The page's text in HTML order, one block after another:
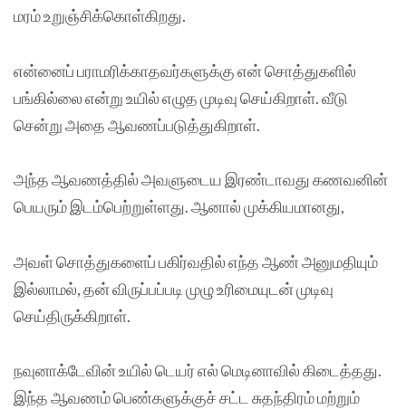
மரம் உறுஞ்சிக்கொள்கிறது.
என்னைப் பராமரிக்காதவர்களுக்கு என் சொத்துகளில்
பங்கில்லை என்று உயில் எழுத முடிவு செய்கிறாள். வீடு
சென்று அதை ஆவணப்படுத்துகிறாள்.
அந்த ஆவணத்தில் அவளுடைய இரண்டாவது கணவனின்
பெயரும் இடம்பெற்றுள்ளது. ஆனால் முக்கியமானது,
அவள் சொத்துகளைப் பகிர்வதில் எந்த ஆண் அனுமதியும்
இல்லாமல், தன் விருப்பப்படி முழு உரிமையுடன் முடிவு
செய்திருக்கிறாள்.
நவுனாக்டேவின் உயில் டெயர் எல் மெடினாவில் கிடைத்தது.
இந்த ஆவணம் பெண்களுக்குச் சட்ட சுதந்திரம் மற்றும்